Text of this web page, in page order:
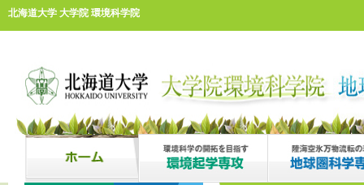
北海道大学 大学院 環境科学院